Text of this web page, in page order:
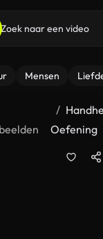
Mensen
Oefening